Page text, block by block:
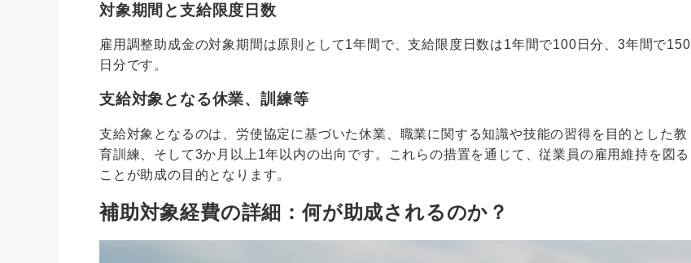
対象期間と支給限度日数
雇用調整助成金の対象期間は原則として1年間で、支給限度日数は1年間で100日分、3年間で150
日分です。
支給対象となる休業、訓練等
支給対象となるのは、労使協定に基づいた休業、職業に関する知識や技能の習得を目的とした教
育訓練、そして3か月以上1年以内の出向です。これらの措置を通じて、従業員の雇用維持を図る
ことが助成の目的となります。
補助対象経費の詳細：何が助成されるのか？